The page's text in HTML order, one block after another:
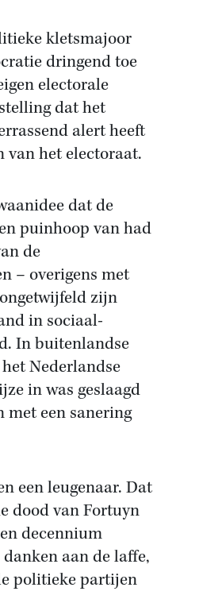
kletsmajoor
dringend toe
electorale
dat het
alert heeft
van het electoraat.
dat de
puinhoop van had
de
– overigens met
zijn
in sociaal-
In buitenlandse
Nederlandse
in was geslaagd
met een sanering
een leugenaar. Dat
dood van Fortuyn
decennium
aan de laffe,
politieke partijen